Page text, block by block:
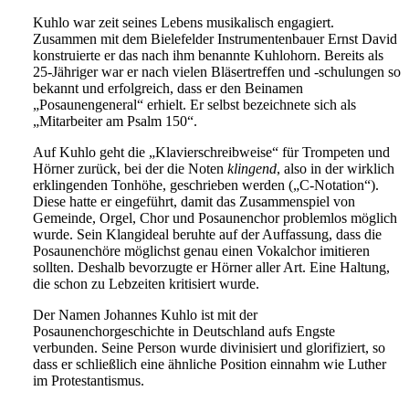
Kuhlo war zeit seines Lebens musikalisch engagiert.
Zusammen mit dem Bielefelder Instrumentenbauer Ernst David
konstruierte er das nach ihm benannte Kuhlohorn. Bereits als
25-Jähriger war er nach vielen Bläsertreffen und -schulungen so
bekannt und erfolgreich, dass er den Beinamen
„Posaunengeneral“ erhielt. Er selbst bezeichnete sich als
„Mitarbeiter am Psalm 150“.
Auf Kuhlo geht die „Klavierschreibweise“ für Trompeten und
Hörner zurück, bei der die Notenklingend, also in der wirklich
erklingenden Tonhöhe, geschrieben werden („C-Notation“).
Diese hatte er eingeführt, damit das Zusammenspiel von
Gemeinde, Orgel, Chor und Posaunenchor problemlos möglich
wurde. Sein Klangideal beruhte auf der Auffassung, dass die
Posaunenchöre möglichst genau einen Vokalchor imitieren
sollten. Deshalb bevorzugte er Hörner aller Art. Eine Haltung,
die schon zu Lebzeiten kritisiert wurde.
Der Namen Johannes Kuhlo ist mit der
Posaunenchorgeschichte in Deutschland aufs Engste
verbunden. Seine Person wurde divinisiert und glorifiziert, so
dass er schließlich eine ähnliche Position einnahm wie Luther
im Protestantismus.